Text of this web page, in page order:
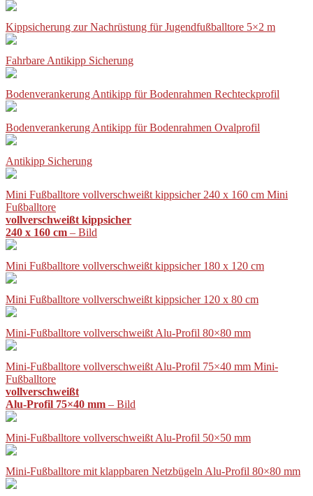
Kippsicherung zur Nachrüstung für Jugendfußballtore 5×2 m
Fahrbare Antikipp Sicherung
Bodenverankerung Antikipp für Bodenrahmen Rechteckprofil
Bodenverankerung Antikipp für Bodenrahmen Ovalprofil
Antikipp Sicherung
Mini Fußballtore vollverschweißt kippsicher 240 x 160 cm Mini
Fußballtore
vollverschweißt kippsicher
240 x 160 cm – Bild
Mini Fußballtore vollverschweißt kippsicher 180 x 120 cm
Mini Fußballtore vollverschweißt kippsicher 120 x 80 cm
Mini-Fußballtore vollverschweißt Alu-Profil 80×80 mm
Mini-Fußballtore vollverschweißt Alu-Profil 75×40 mm Mini-
Fußballtore
vollverschweißt
Alu-Profil 75×40 mm – Bild
Mini-Fußballtore vollverschweißt Alu-Profil 50×50 mm
Mini-Fußballtore mit klappbaren Netzbügeln Alu-Profil 80×80 mm